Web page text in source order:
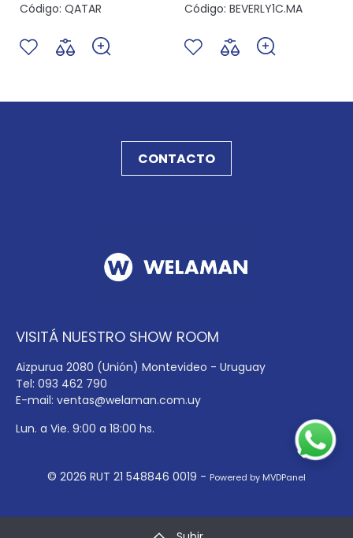
Código: QATAR
Código: BEVERLY1C.MA
CONTACTO
VISITÁ NUESTRO SHOW ROOM
Aizpurua 2080 (Unión) Montevideo - Uruguay
Tel: 093 462 790
E-mail: ventas@welaman.com.uy
Lun. a Vie. 9:00 a 18:00 hs.
© 2026 RUT 21 548846 0019 - Powered by MVDPanel